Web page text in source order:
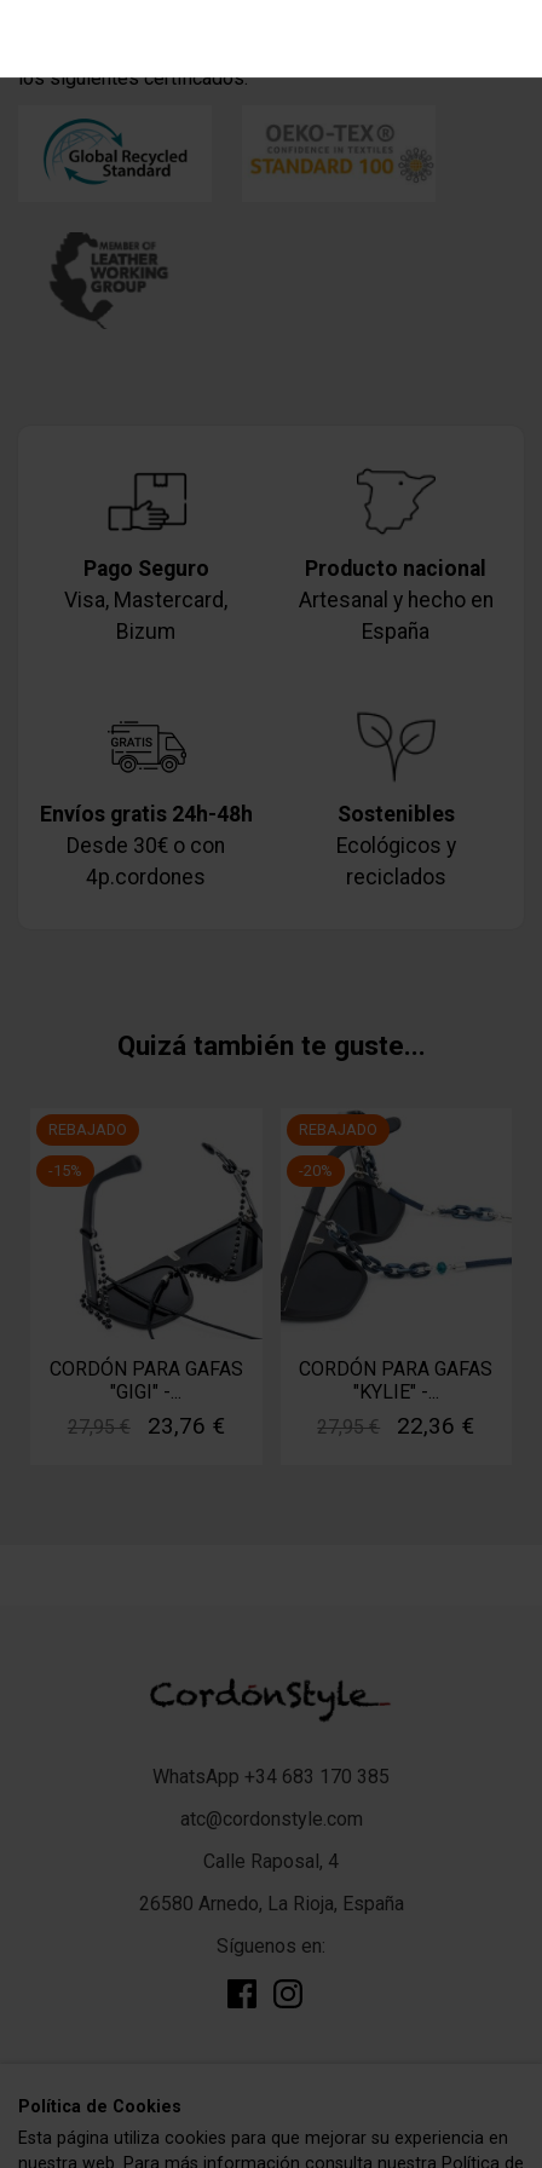
los siguientes certificados:
Pago Seguro
Visa, Mastercard,
Bizum
Producto nacional
Artesanal y hecho en
España
Envíos gratis 24h-48h
Desde 30€ o con
4p.cordones
Sostenibles
Ecológicos y
reciclados
Quizá también te guste...
CORDÓN PARA GAFAS
"GIGI" -...
27,95 €
23,76 €
REBAJADO
-15%
CORDÓN PARA GAFAS
"KYLIE" -...
27,95 €
22,36 €
REBAJADO
-20%
WhatsApp +34 683 170 385
atc@cordonstyle.com
Calle Raposal, 4
26580 Arnedo, La Rioja, España
Síguenos en:
Complementos
CORDÓNSTYLE add
Polí­tica de Cookies
Esta página utiliza cookies para que mejorar su experiencia en
nuestra web. Para más información consulta nuestra Política de